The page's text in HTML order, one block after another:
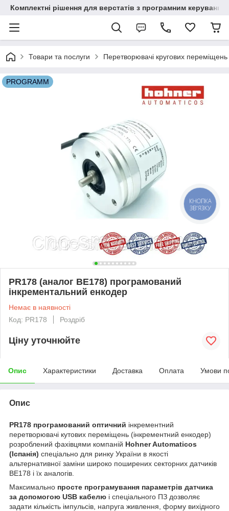
Комплектні рішення для верстатів з програмним
Товари та послуги Перетворювачі кругових переміщень
PROGRAMM
PR178 (аналог ВЕ178) програмований
інкрементальний енкодер
Немає в наявності
Код: PR178
Роздріб
Ціну уточнюйте
Опис Характеристики Доставка Оплата Умови
Опис
PR178 програмований оптичний інкрементний
перетворювачі кутових переміщень (інкрементний енкодер)
розроблений фахівцями компаній Hohner Automaticos
(Іспанія) спеціально для ринку України в якості
альтернативної заміни широко поширених секторних датчиків
ВЕ178 і їх аналогів.
Максимально просте програмування параметрів датчика
за допомогою USB кабелю і спеціального ПЗ дозволяє
задати кількість імпульсів, напруга живлення, форму вихідного
КНОПКА
ЗВ'ЯЗКУ